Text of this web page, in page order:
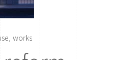
works